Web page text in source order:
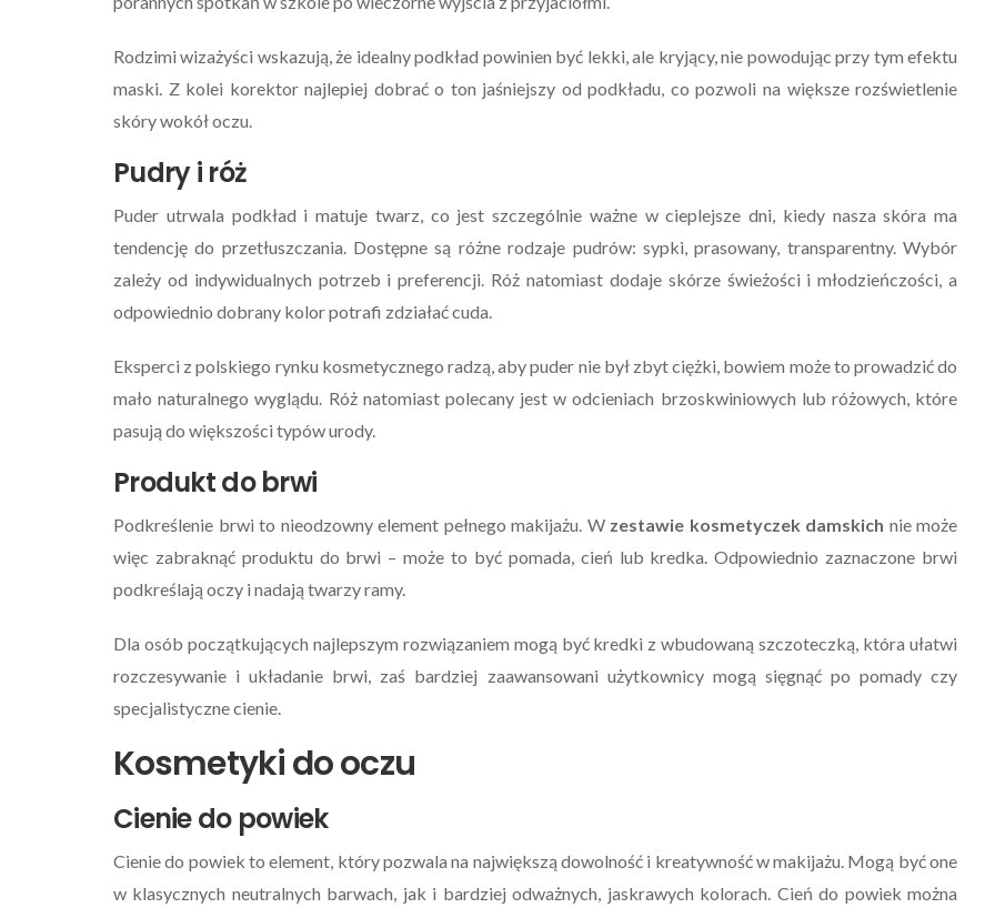
Rodzimi wizażyści wskazują, że idealny podkład powinien być lekki, ale kryjący, nie powodując przy tym efektu
maski. Z kolei korektor najlepiej dobrać o ton jaśniejszy od podkładu, co pozwoli na większe rozświetlenie
skóry wokół oczu.
Pudry i róż
Puder utrwala podkład i matuje twarz, co jest szczególnie ważne w cieplejsze dni, kiedy nasza skóra ma
tendencję do przetłuszczania. Dostępne są różne rodzaje pudrów: sypki, prasowany, transparentny. Wybór
zależy od indywidualnych potrzeb i preferencji. Róż natomiast dodaje skórze świeżości i młodzieńczości, a
odpowiednio dobrany kolor potrafi zdziałać cuda.
Eksperci z polskiego rynku kosmetycznego radzą, aby puder nie był zbyt ciężki, bowiem może to prowadzić do
mało naturalnego wyglądu. Róż natomiast polecany jest w odcieniach brzoskwiniowych lub różowych, które
pasują do większości typów urody.
Produkt do brwi
Podkreślenie brwi to nieodzowny element pełnego makijażu. W zestawie kosmetyczek damskich nie może
więc zabraknąć produktu do brwi – może to być pomada, cień lub kredka. Odpowiednio zaznaczone brwi
podkreślają oczy i nadają twarzy ramy.
Dla osób początkujących najlepszym rozwiązaniem mogą być kredki z wbudowaną szczoteczką, która ułatwi
rozczesywanie i układanie brwi, zaś bardziej zaawansowani użytkownicy mogą sięgnąć po pomady czy
specjalistyczne cienie.
Kosmetyki do oczu
Cienie do powiek
Cienie do powiek to element, który pozwala na największą dowolność i kreatywność w makijażu. Mogą być one
w klasycznych neutralnych barwach, jak i bardziej odważnych, jaskrawych kolorach. Cień do powiek można
Jak Otworzyć Salon
Manicure?